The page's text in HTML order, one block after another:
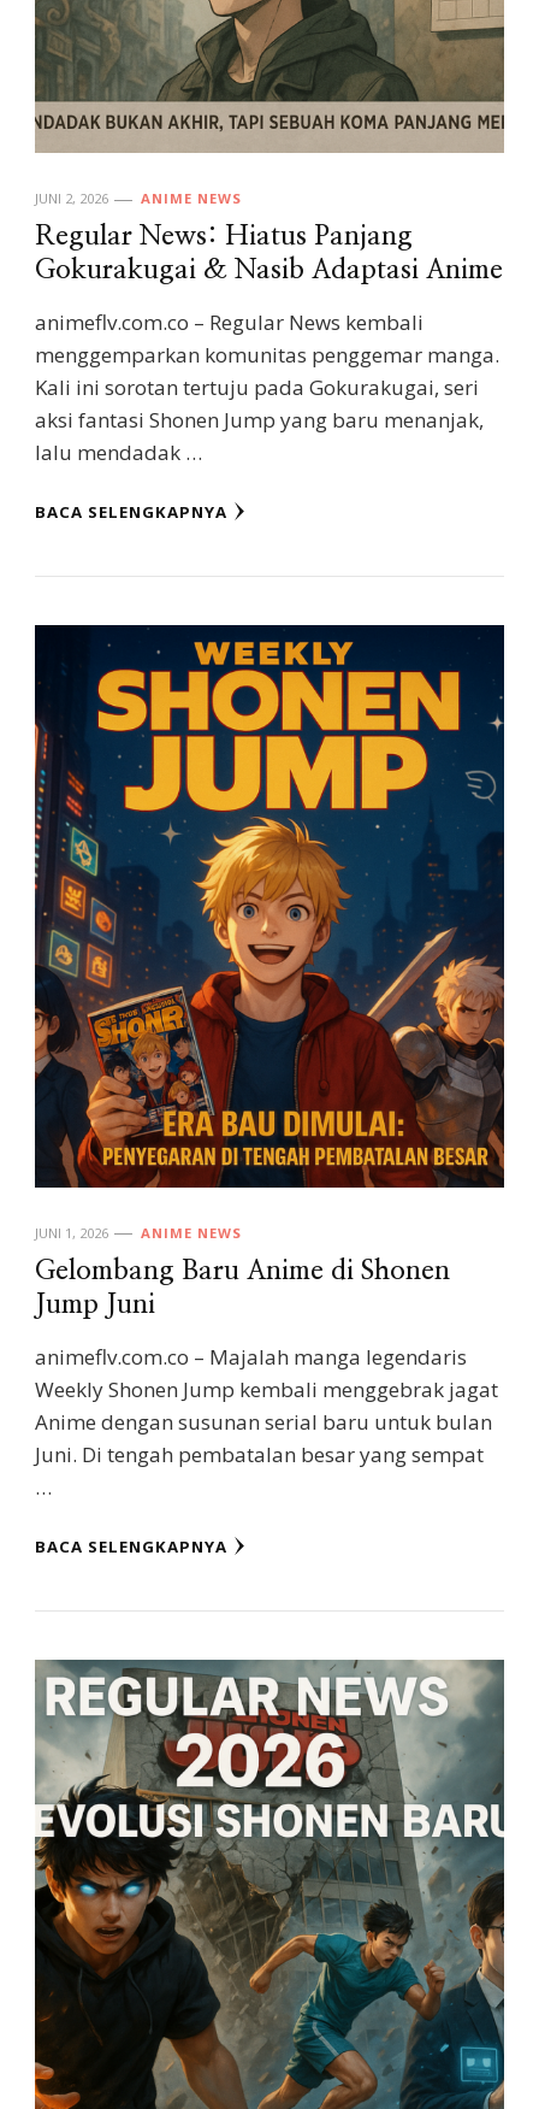
JUNI 2, 2026 ANIME NEWS
Regular News: Hiatus Panjang
Gokurakugai & Nasib Adaptasi Anime
animeflv.com.co – Regular News kembali
menggemparkan komunitas penggemar manga.
Kali ini sorotan tertuju pada Gokurakugai, seri
aksi fantasi Shonen Jump yang baru menanjak,
lalu mendadak …
BACA SELENGKAPNYA
JUNI 1, 2026 ANIME NEWS
Gelombang Baru Anime di Shonen
Jump Juni
animeflv.com.co – Majalah manga legendaris
Weekly Shonen Jump kembali menggebrak jagat
Anime dengan susunan serial baru untuk bulan
Juni. Di tengah pembatalan besar yang sempat
…
BACA SELENGKAPNYA